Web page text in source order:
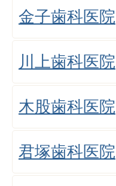
金子歯科医院
川上歯科医院
木股歯科医院
君塚歯科医院